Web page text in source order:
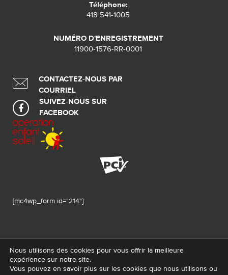
Téléphone:
418 541-1005
NUMÉRO D'ENREGISTREMENT
11900-1576-RR-0001
CONTACTEZ-NOUS PAR
COURRIEL
SUIVEZ-NOUS SUR
FACEBOOK
[mc4wp_form id="214"]
© 2026 Tous droits réservés - Fondation de ma vie – Pour la santé de la
Nous utilisons des cookies pour vous offrir la meilleure
expérience sur notre site.
Vous pouvez en savoir plus sur les cookies que nous utilisons ou